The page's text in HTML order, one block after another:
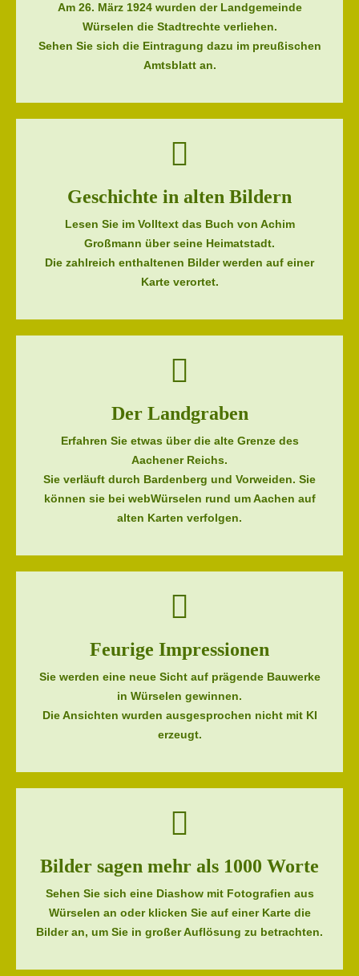
Am 26. März 1924 wurden der Landgemeinde
Würselen die Stadtrechte verliehen.
Sehen Sie sich die Eintragung dazu im preußischen
Amtsblatt an.
Geschichte in alten Bildern
Lesen Sie im Volltext das Buch von Achim
Großmann über seine Heimatstadt.
Die zahlreich enthaltenen Bilder werden auf einer
Karte verortet.
Der Landgraben
Erfahren Sie etwas über die alte Grenze des
Aachener Reichs.
Sie verläuft durch Bardenberg und Vorweiden. Sie
können sie bei webWürselen rund um Aachen auf
alten Karten verfolgen.
Feurige Impressionen
Sie werden eine neue Sicht auf prägende Bauwerke
in Würselen gewinnen.
Die Ansichten wurden ausgesprochen nicht mit KI
erzeugt.
Bilder sagen mehr als 1000 Worte
Sehen Sie sich eine Diashow mit Fotografien aus
Würselen an oder klicken Sie auf einer Karte die
Bilder an, um Sie in großer Auflösung zu betrachten.